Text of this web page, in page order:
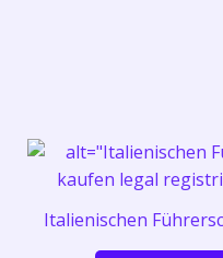
Italienischen